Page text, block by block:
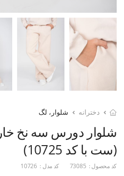
دخترانه شلوار، لگ
شلوار دورس سه نخ
(ست با کد 10725)
کد محصول : 73085 کد مدل : 10726